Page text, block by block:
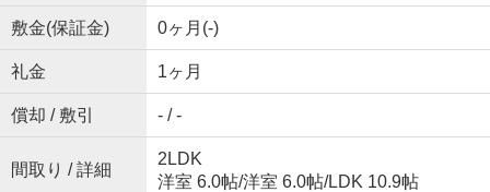
敷金(保証金) 0ヶ月(-)
礼金 1ヶ月
償却 / 敷引 - / -
間取り / 詳細
2LDK
洋室 6.0帖/洋室 6.0帖/LDK 10.9帖